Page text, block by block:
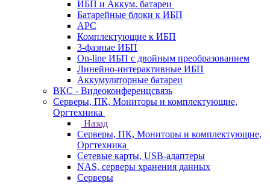
ИБП и Аккум. батареи
Батарейные блоки к ИБП
APC
Комплектующие к ИБП
3-фазные ИБП
On-line ИБП с двойным преобразованием
Линейно-интерактивные ИБП
Аккумуляторные батареи
ВКС - Видеоконференцсвязь
Серверы, ПК, Мониторы и комплектующие,
Оргтехника
Назад
Серверы, ПК, Мониторы и комплектующие,
Оргтехника
Сетевые карты, USB-адаптеры
NAS, серверы хранения данных
Серверы